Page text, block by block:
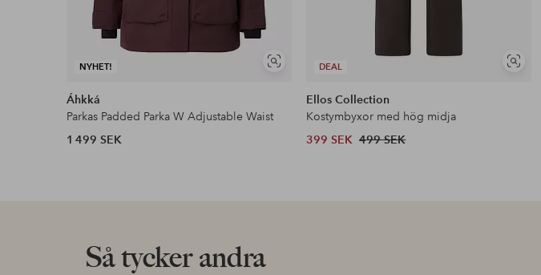
NYHET!
Visa
Áhkká
Parkas Padded Parka W Adjustable Waist
1 499 SEK
DEAL
Visa
Ellos Collection
Kostymbyxor med hög midja
399 SEK 499 SEK
Så tycker andra